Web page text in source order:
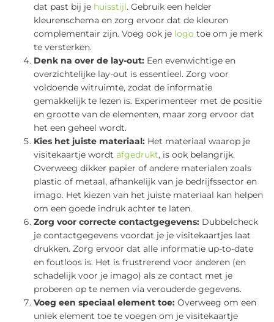
dat past bij je huisstijl. Gebruik een helder
kleurenschema en zorg ervoor dat de kleuren
complementair zijn. Voeg ook je logo toe om je merk
te versterken.
Denk na over de lay-out: Een evenwichtige en
overzichtelijke lay-out is essentieel. Zorg voor
voldoende witruimte, zodat de informatie
gemakkelijk te lezen is. Experimenteer met de positie
en grootte van de elementen, maar zorg ervoor dat
het een geheel wordt.
Kies het juiste materiaal: Het materiaal waarop je
visitekaartje wordt afgedrukt, is ook belangrijk.
Overweeg dikker papier of andere materialen zoals
plastic of metaal, afhankelijk van je bedrijfssector en
imago. Het kiezen van het juiste materiaal kan helpen
om een goede indruk achter te laten.
Zorg voor correcte contactgegevens: Dubbelcheck
je contactgegevens voordat je je visitekaartjes laat
drukken. Zorg ervoor dat alle informatie up-to-date
en foutloos is. Het is frustrerend voor anderen (en
schadelijk voor je imago) als ze contact met je
proberen op te nemen via verouderde gegevens.
Voeg een speciaal element toe: Overweeg om een
uniek element toe te voegen om je visitekaartje